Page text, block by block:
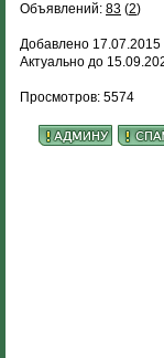
Объявлений: 83 (2)
Добавлено 17.07.2015
Актуально до
Просмотров: 5574